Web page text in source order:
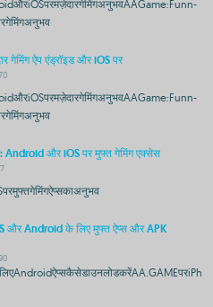
गेमिंग ऐप एंड्रॉइड और iOS पर
Android और iOS पर मुफ्त गेमिंग एक्सेस
और Android के लिए मुफ्त ऐप्स और APK